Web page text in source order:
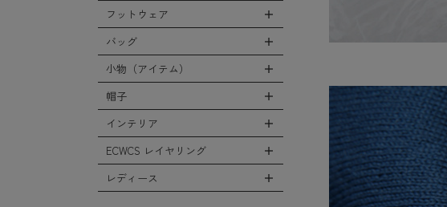
フライトジャケット
M-65ジャケット
タンカースジャケット
コート
フリースジャケット
レザーアウター
ジャケットライナー
Tシャツ
シャツ
スウェット/パーカー
セーター/カーディガン
ベスト
タンクトップ
全てのボトムス
カーゴパンツ
デニムパンツ
チノ，ワークパンツ
ファティーグパンツ
ナイロンパンツ
スウェットパンツ
ショートパンツ
アンダー（下着）
フットウェア
全てのフットウェア
ブーツ
シューズ・スニーカー
サンダル
レインシューズ・ブーツ
ソックス/靴下
バッグ
全てのバッグ
リュックサック
ショルダーバッグ
ヘルメットバッグ
トートバッグ
小物（アイテム）
全ての小物（アイテム）
グローブ（手袋）
防寒物（ネックウォーマーetc）
傘/ポンチョ
ミリタリーウォッチ
帽子
全ての帽子
キャップ
ハット
ニット帽（ビーニー）
インテリア
全てのインテリア
デスク、椅子、家具
ECWCS レイヤリング
全てのECWCS
レディース